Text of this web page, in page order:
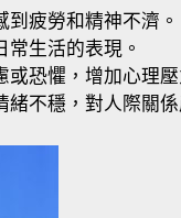
疲勞和精神不濟。
生活的表現。
恐懼，增加心理壓
不穩，對人際關係